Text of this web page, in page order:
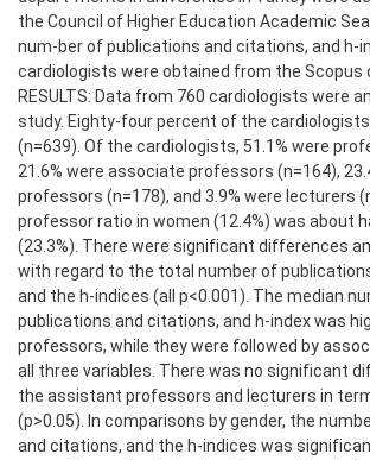
the Council of Higher Education Academic
num-ber of publications and citations, and h-
cardiologists were obtained from the Scopus
RESULTS: Data from 760 cardiologists were
study. Eighty-four percent of the
(n=639). Of the cardiologists, 51.1% were
21.6% were associate professors (n=164),
professors (n=178), and 3.9% were lecturers
professor ratio in women (12.4%) was about
(23.3%). There were significant differences
with regard to the total number of
and the h-indices (all p<0.001). The median
publications and citations, and h-index was
professors, while they were followed by
all three variables. There was no significant
the assistant professors and lecturers in
(p>0.05). In comparisons by gender, the
and citations, and the h-indices was